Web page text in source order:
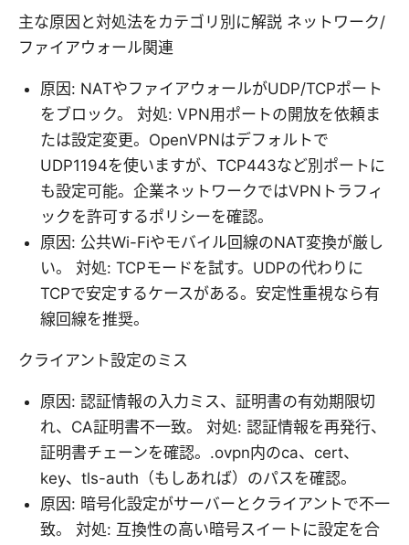
主な原因と対処法をカテゴリ別に解説 ネットワーク/
ファイアウォール関連
原因: NATやファイアウォールがUDP/TCPポート
をブロック。 対処: VPN用ポートの開放を依頼ま
たは設定変更。OpenVPNはデフォルトで
UDP1194を使いますが、TCP443など別ポートに
も設定可能。企業ネットワークではVPNトラフィ
ックを許可するポリシーを確認。
原因: 公共Wi-Fiやモバイル回線のNAT変換が厳し
い。 対処: TCPモードを試す。UDPの代わりに
TCPで安定するケースがある。安定性重視なら有
線回線を推奨。
クライアント設定のミス
原因: 認証情報の入力ミス、証明書の有効期限切
れ、CA証明書不一致。 対処: 認証情報を再発行、
証明書チェーンを確認。.ovpn内のca、cert、
key、tls-auth（もしあれば）のパスを確認。
原因: 暗号化設定がサーバーとクライアントで不一
致。 対処: 互換性の高い暗号スイートに設定を合